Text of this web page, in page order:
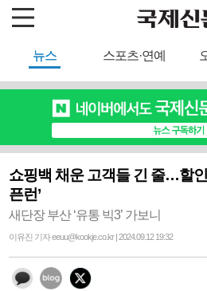
뉴스 스포츠·연예
쇼핑백 채운 고객들 긴 줄…할인
픈런’
새단장 부산 ‘유통 빅3’ 가보니
이유진 기자 eeuu@kookje.co.kr | 2024.09.12 19:32